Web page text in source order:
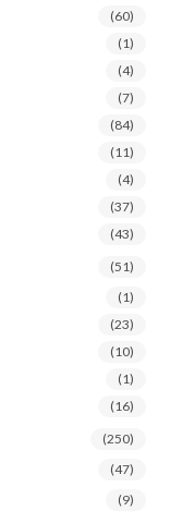
(60)
(1)
(4)
(7)
(84)
(11)
(4)
(37)
(43)
(51)
(1)
(23)
(10)
(1)
(16)
(250)
(47)
(9)